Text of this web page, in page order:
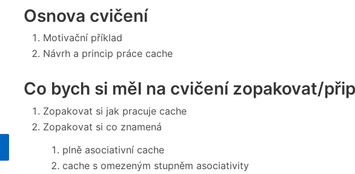
Osnova cvičení
Motivační příklad
Návrh a princip práce cache
Co bych si měl na cvičení zopakovat/
Zopakovat si jak pracuje cache
Zopakovat si co znamená
plně asociativní cache
cache s omezeným stupněm asociativity